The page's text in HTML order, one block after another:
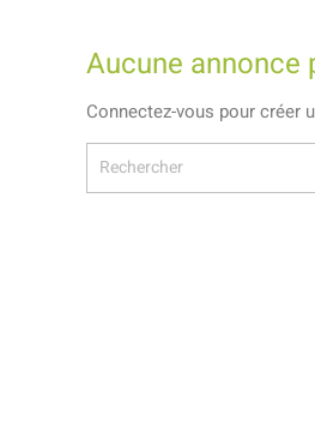
Aucune annonce
Connectez-vous pour créer